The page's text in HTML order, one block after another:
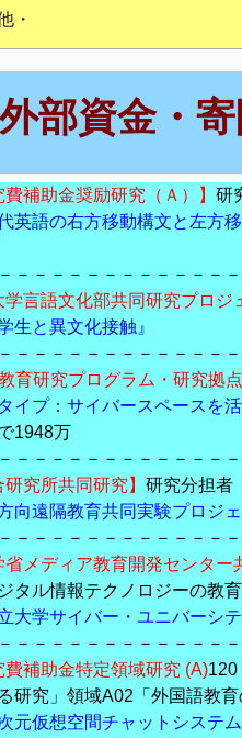
・
部資金・
費補助金奨励研究（Ａ）】 研
代英語の右方移動構文と左方
－－－－－－－－－－－－
学言語文化部共同研究プロジ
生と異文化接触』
－－－－－－－－－－－－
教育研究プログラム・研究拠
タイプ：サイバースペースを
万
－－－－－－－－－－－－
研究所共同研究】 研究分担者
方向遠隔教育共同実験プロジ
－－－－－－－－－－－－
省メディア教育開発センター
ロジーの教育応用
立大学サイバー・ユニバーシ
－－－－－－－－－－－－
費補助金特定領域研究 (A)120
「外国語教育の高
次元仮想空間チャットシステ